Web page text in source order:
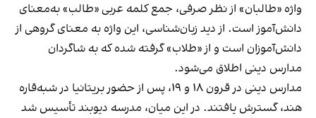
واژه «طالبان» از نظر صرفی، جمع کلمه عربی «طالب» به‌معنای
دانش‌آموز است. از دید زبان‌شناسی، این واژه به معنای گروهی از
دانش‌آموزان است و از «طلاب» گرفته شده که به شاگردان
مدارس دینی اطلاق می‌شود.
مدارس دینی در قرون ۱۸ و ۱۹، پس از حضور بریتانیا در شبه‌قاره
هند، گسترش یافتند. در این میان، مدرسه دیوبند تأسیس شد